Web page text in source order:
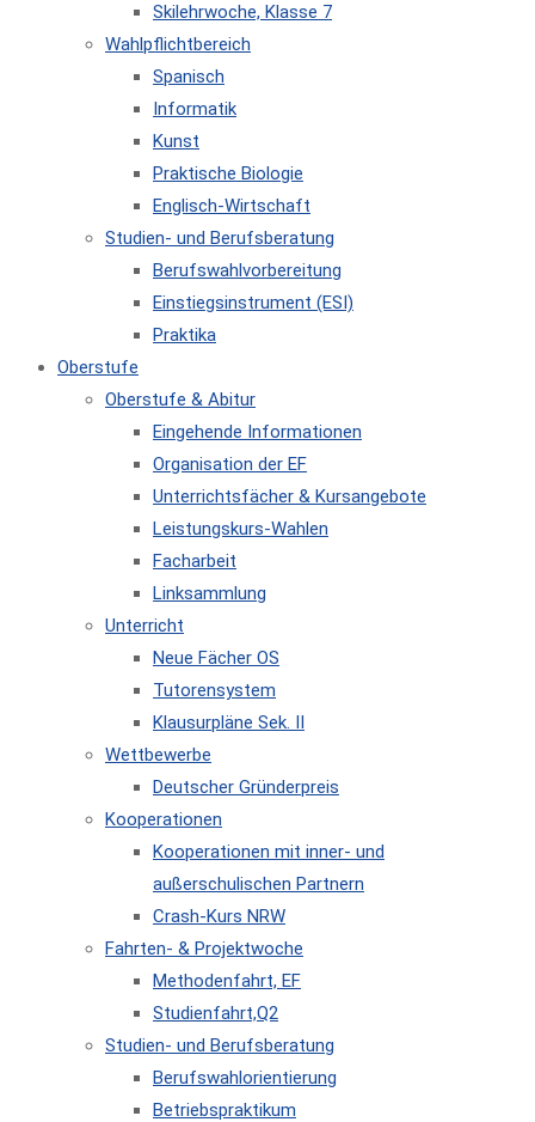
Skilehrwoche, Klasse 7
Wahlpflichtbereich
Spanisch
Informatik
Kunst
Praktische Biologie
Englisch-Wirtschaft
Studien- und Berufsberatung
Berufswahlvorbereitung
Einstiegsinstrument (ESI)
Praktika
Oberstufe
Oberstufe & Abitur
Eingehende Informationen
Organisation der EF
Unterrichtsfächer & Kursangebote
Leistungskurs-Wahlen
Facharbeit
Linksammlung
Unterricht
Neue Fächer OS
Tutorensystem
Klausurpläne Sek. II
Wettbewerbe
Deutscher Gründerpreis
Kooperationen
Kooperationen mit inner- und
außerschulischen Partnern
Crash-Kurs NRW
Fahrten- & Projektwoche
Methodenfahrt, EF
Studienfahrt,Q2
Studien- und Berufsberatung
Berufswahlorientierung
Betriebspraktikum